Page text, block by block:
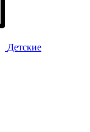
Детские